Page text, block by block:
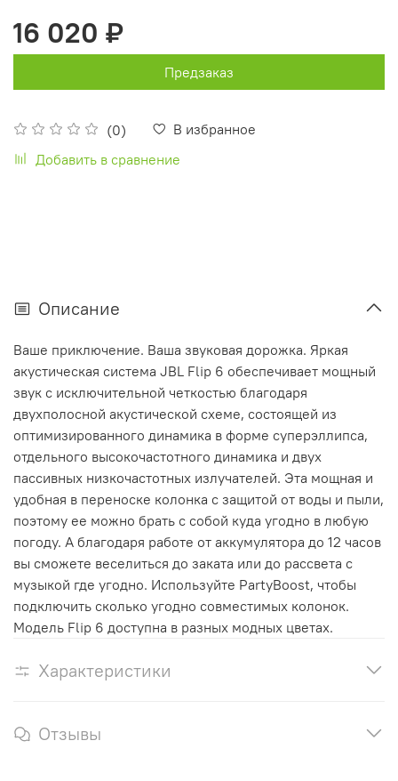
(0)
В избранное
Добавить в сравнение
16 020 ₽
Предзаказ
Описание
Ваше приключение. Ваша звуковая дорожка. Яркая
акустическая система JBL Flip 6 обеспечивает мощный
звук с исключительной четкостью благодаря
двухполосной акустической схеме, состоящей из
оптимизированного динамика в форме суперэллипса,
отдельного высокочастотного динамика и двух
пассивных низкочастотных излучателей. Эта мощная и
удобная в переноске колонка с защитой от воды и пыли,
поэтому ее можно брать с собой куда угодно в любую
погоду. А благодаря работе от аккумулятора до 12 часов
вы сможете веселиться до заката или до рассвета с
музыкой где угодно. Используйте PartyBoost, чтобы
подключить сколько угодно совместимых колонок.
Модель Flip 6 доступна в разных модных цветах.
Характеристики
Отзывы